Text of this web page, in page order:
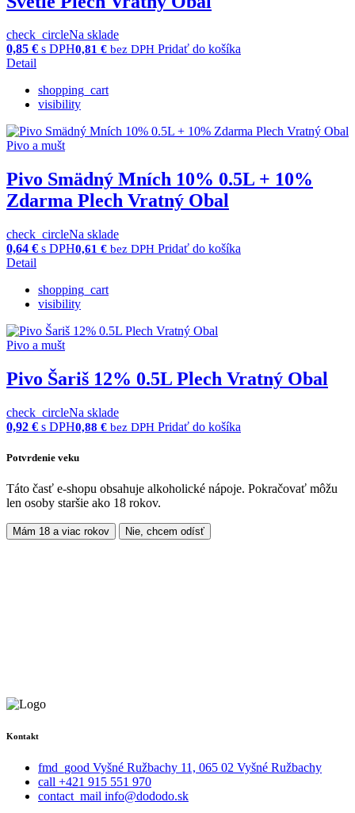
check_circleNa sklade
0,85 € s DPH0,81 € bez DPH Pridať do košíka
Detail
shopping_cart
visibility
Pivo a mušt
Pivo Smädný Mních 10% 0.5L + 10%
Zdarma Plech Vratný Obal
check_circleNa sklade
0,64 € s DPH0,61 € bez DPH Pridať do košíka
Detail
shopping_cart
visibility
Pivo a mušt
Pivo Šariš 12% 0.5L Plech Vratný Obal
check_circleNa sklade
0,92 € s DPH0,88 € bez DPH Pridať do košíka
Potvrdenie veku
Táto časť e-shopu obsahuje alkoholické nápoje. Pokračovať môžu
len osoby staršie ako 18 rokov.
Mám 18 a viac rokov Nie, chcem odísť
Kontakt
fmd_good Vyšné Ružbachy 11, 065 02 Vyšné Ružbachy
call +421 915 551 970
contact_mail info@dododo.sk